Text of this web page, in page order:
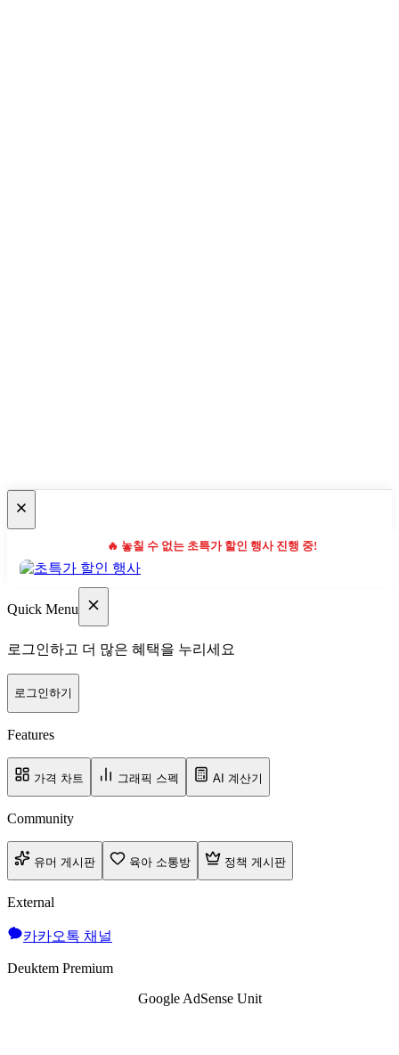
🔥 놓칠 수 없는 초특가 할인 행사 진행 중!
Quick Menu
로그인하고 더 많은 혜택을 누리세요
로그인하기
Features
가격 차트 그래픽 스펙 AI 계산기
Community
유머 게시판 육아 소통방 정책 게시판
External
카카오톡 채널
Deuktem Premium
Google AdSense Unit